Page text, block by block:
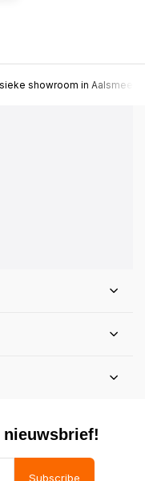
showroom in Aalsmeer!
nieuwsbrief!
Subscribe